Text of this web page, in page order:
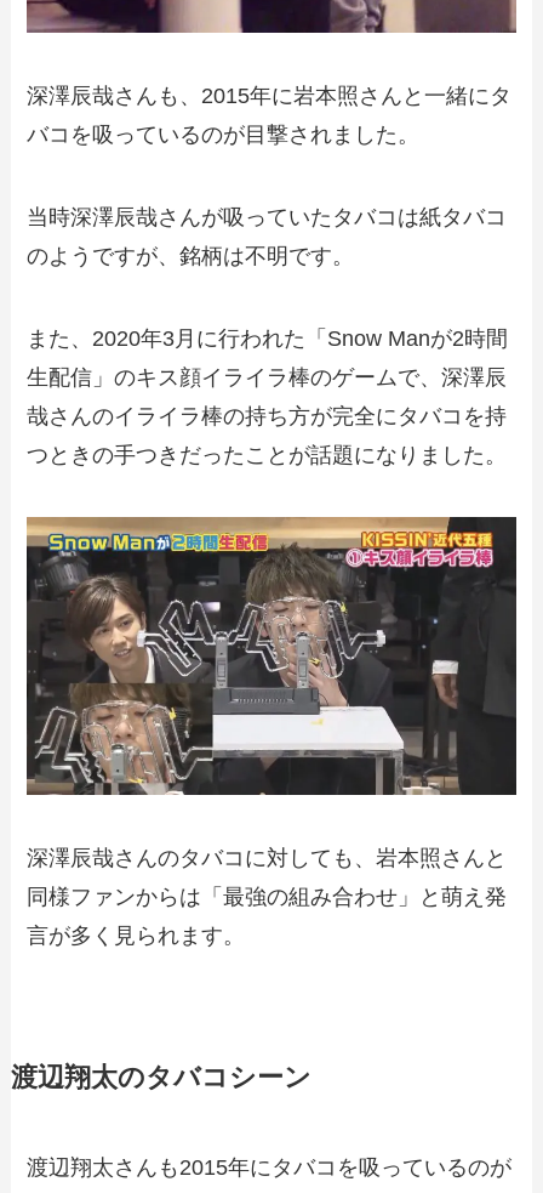
深澤辰哉さんも、2015年に岩本照さんと一緒にタ
バコを吸っているのが目撃されました。
当時深澤辰哉さんが吸っていたタバコは紙タバコ
のようですが、銘柄は不明です。
また、2020年3月に行われた「Snow Manが2時間
生配信」のキス顔イライラ棒のゲームで、深澤辰
哉さんのイライラ棒の持ち方が完全にタバコを持
つときの手つきだったことが話題になりました。
深澤辰哉さんのタバコに対しても、岩本照さんと
同様ファンからは「最強の組み合わせ」と萌え発
言が多く見られます。
渡辺翔太のタバコシーン
渡辺翔太さんも2015年にタバコを吸っているのが